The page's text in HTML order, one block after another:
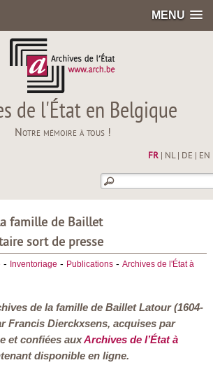
MENU
de l'État en Belgique
Notre mémoire à tous !
FR| NL| DE EN
famille de Baillet
sort de presse
- Inventoriage - Publications- Archives de l'État à
de la famille de Baillet Latour (1604-
Francis Dierckxsens, acquises par
et confiées auxArchives de l’État à
disponible en ligne.